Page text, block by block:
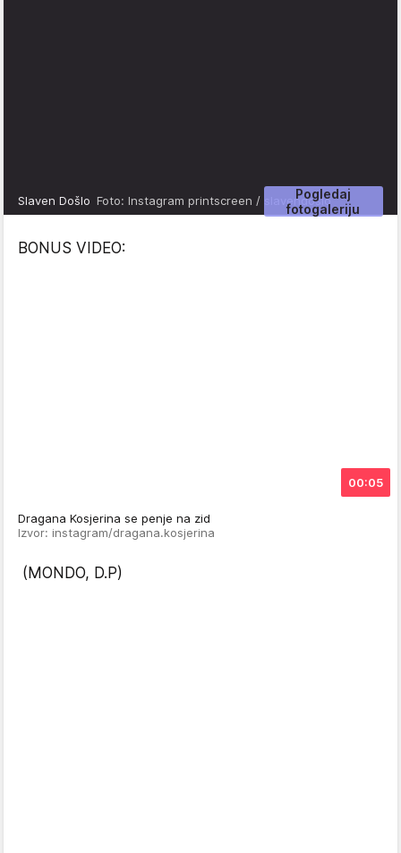
Pogledaj
fotogaleriju
Slaven Došlo Foto: Instagram printscreen / slavendoslo
BONUS VIDEO:
00:05
Dragana Kosjerina se penje na zid
Izvor: instagram/dragana.kosjerina
(MONDO, D.P)